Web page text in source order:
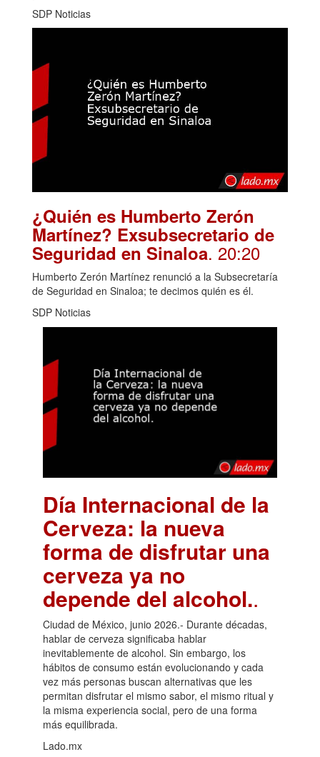
SDP Noticias
¿Quién es Humberto Zerón
Martínez? Exsubsecretario de
Seguridad en Sinaloa. 20:20
Humberto Zerón Martínez renunció a la Subsecretaría
de Seguridad en Sinaloa; te decimos quién es él.
SDP Noticias
Día Internacional de la
Cerveza: la nueva
forma de disfrutar una
cerveza ya no
depende del alcohol..
Ciudad de México, junio 2026.- Durante décadas,
hablar de cerveza significaba hablar
inevitablemente de alcohol. Sin embargo, los
hábitos de consumo están evolucionando y cada
vez más personas buscan alternativas que les
permitan disfrutar el mismo sabor, el mismo ritual y
la misma experiencia social, pero de una forma
más equilibrada.
Lado.mx